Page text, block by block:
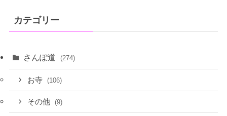
カテゴリー
さんぽ道 (274)
お寺 (106)
その他 (9)